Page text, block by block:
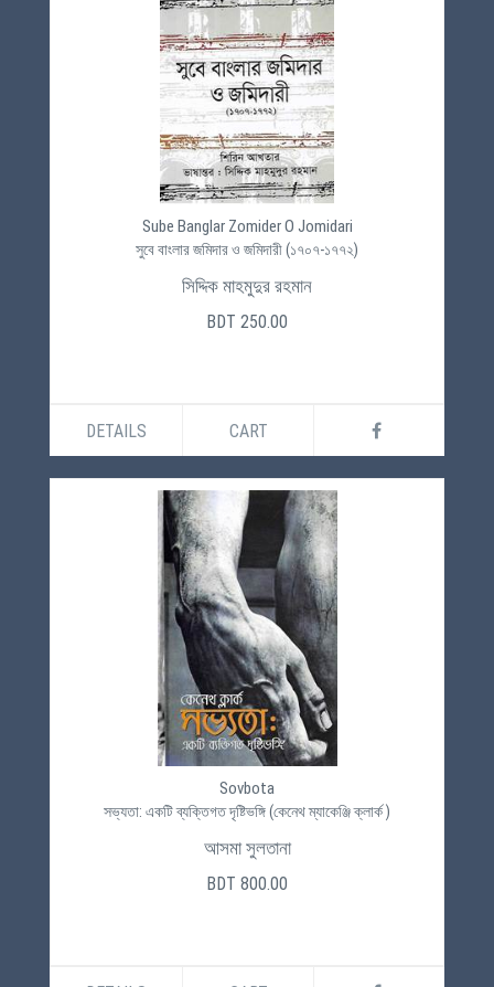
Sube Banglar Zomider O Jomidari
সুবে বাংলার জমিদার ও জমিদারী (১৭০৭-১৭৭২)
সিদ্দিক মাহমুদুর রহমান
BDT 250.00
DETAILS CART
Sovbota
সভ্যতা: একটি ব্যক্তিগত দৃষ্টিভঙ্গি (কেনেথ ম্যাকেঞ্জি ক্লার্ক )
আসমা সুলতানা
BDT 800.00